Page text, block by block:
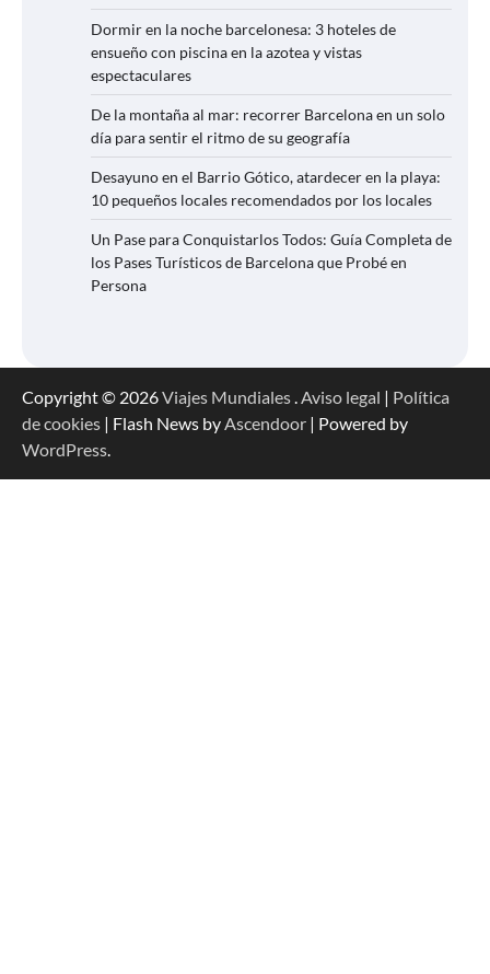
Dormir en la noche barcelonesa: 3 hoteles de
ensueño con piscina en la azotea y vistas
espectaculares
De la montaña al mar: recorrer Barcelona en un solo
día para sentir el ritmo de su geografía
Desayuno en el Barrio Gótico, atardecer en la playa:
10 pequeños locales recomendados por los locales
Un Pase para Conquistarlos Todos: Guía Completa de
los Pases Turísticos de Barcelona que Probé en
Persona
Copyright © 2026Viajes Mundiales.Aviso legal | Política
de cookies | Flash News byAscendoor | Powered by
WordPress.